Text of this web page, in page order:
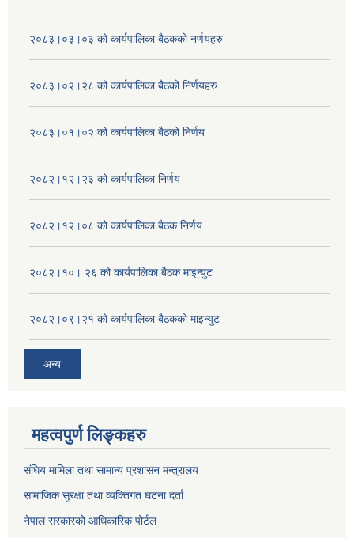
२०८३।०३।०३ को कार्यपालिका बैठकको नर्णयहरु
२०८३।०२।२८ को कार्यपालिका बैठको निर्णयहरु
२०८३।०१।०२ को कार्यपालिका बैठको निर्णय
२०८२।१२।२३ को कार्यपालिका निर्णय
२०८२।१२।०८ को कार्यपालिका बैठक निर्णय
२०८२।१०। २६ को कार्यपालिका बैठक माइन्युट
२०८२।०९।२१ को कार्यपालिका बैठकको माइन्युट
अन्य
महत्वपुर्ण लिङ्कहरु
संघिय मामिला तथा सामान्य प्रशासन मन्त्रालय
सामाजिक सुरक्षा तथा व्यक्तिगत घटना दर्ता
नेपाल सरकारको आधिकारिक पोर्टल